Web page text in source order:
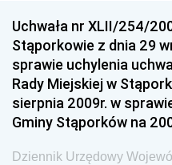
Dziennik Urzędowy
Chemicznego i Lekkiego
Dziennik Urzędowy
Gospodarki
Społecznej
Uchwała nr XLII/254/
Stąporkowie z dnia 29
sprawie uchylenia
Rady Miejskiej w
sierpnia 2009r. w
Gminy Stąporków na
Dziennik Urzędowy